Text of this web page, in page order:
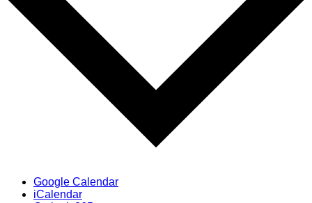
Google Calendar
iCalendar